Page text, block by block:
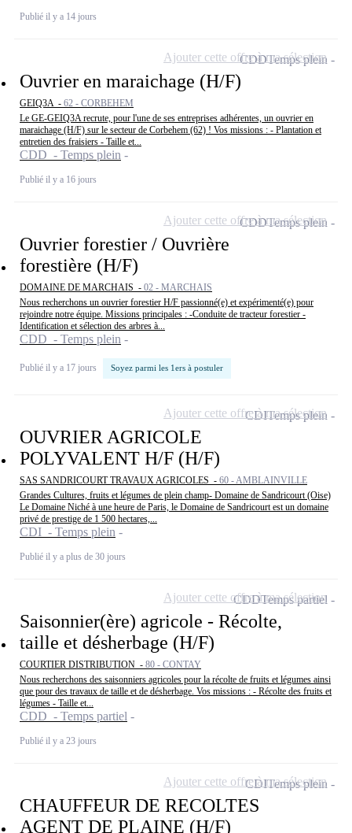
Publié il y a 14 jours
Ouvrier en maraichage (H/F)
GEIQ3A - 62 - CORBEHEM
Le GE-GEIQ3A recrute, pour l'une de ses entreprises adhérentes, un ouvrier en
maraichage (H/F) sur le secteur de Corbehem (62) ! Vos missions : - Plantation et
entretien des fraisiers - Taille et...
CDD - Temps plein
Publié il y a 16 jours
CDDTemps plein
Ajouter cette offre à ma sélection
Ouvrier forestier / Ouvrière
forestière (H/F)
DOMAINE DE MARCHAIS - 02 - MARCHAIS
Nous recherchons un ouvrier forestier H/F passionné(e) et expérimenté(e) pour
rejoindre notre équipe. Missions principales : -Conduite de tracteur forestier -
Identification et sélection des arbres à...
CDD - Temps plein
Publié il y a 17 jours Soyez parmi les 1ers à postuler
CDDTemps plein
Ajouter cette offre à ma sélection
OUVRIER AGRICOLE
POLYVALENT H/F (H/F)
SAS SANDRICOURT TRAVAUX AGRICOLES - 60 - AMBLAINVILLE
Grandes Cultures, fruits et légumes de plein champ- Domaine de Sandricourt (Oise)
Le Domaine Niché à une heure de Paris, le Domaine de Sandricourt est un domaine
privé de prestige de 1 500 hectares,...
CDI - Temps plein
Publié il y a plus de 30 jours
CDITemps plein
Ajouter cette offre à ma sélection
Saisonnier(ère) agricole - Récolte,
taille et désherbage (H/F)
COURTIER DISTRIBUTION - 80 - CONTAY
Nous recherchons des saisonniers agricoles pour la récolte de fruits et légumes ainsi
que pour des travaux de taille et de désherbage. Vos missions : - Récolte des fruits et
légumes - Taille et...
CDD - Temps partiel
Publié il y a 23 jours
CDDTemps partiel
Ajouter cette offre à ma sélection
CHAUFFEUR DE RECOLTES
AGENT DE PLAINE (H/F)
CDITemps plein
Ajouter cette offre à ma sélection